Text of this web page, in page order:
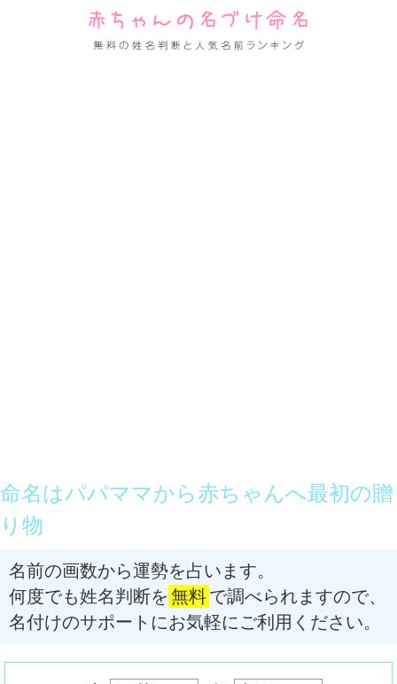
命名はパパママから赤ちゃんへ最初の贈
り物
名前の画数から運勢を占います。
何度でも姓名判断を 無料で調べられますので、
名付けのサポートにお気軽にご利用ください。